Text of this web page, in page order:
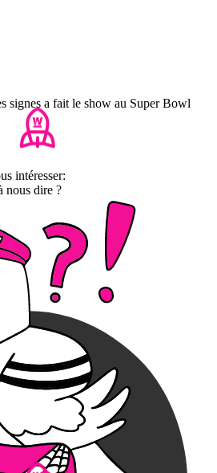
signes a fait le show au Super Bowl
intéresser:
nous dire ?